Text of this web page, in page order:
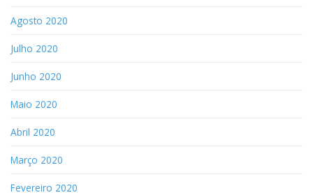
Agosto 2020
Julho 2020
Junho 2020
Maio 2020
Abril 2020
Março 2020
Fevereiro 2020